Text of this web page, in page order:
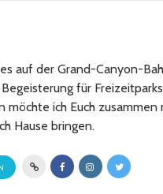
auf der Grand-Canyon-
für
möchte ich Euch zusammen
Hause bringen.